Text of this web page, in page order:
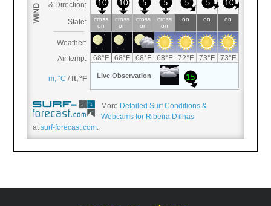
More Detailed Surf Conditions &
Webcams for Ribeira D'ilhas
atsurf-forecast.com.